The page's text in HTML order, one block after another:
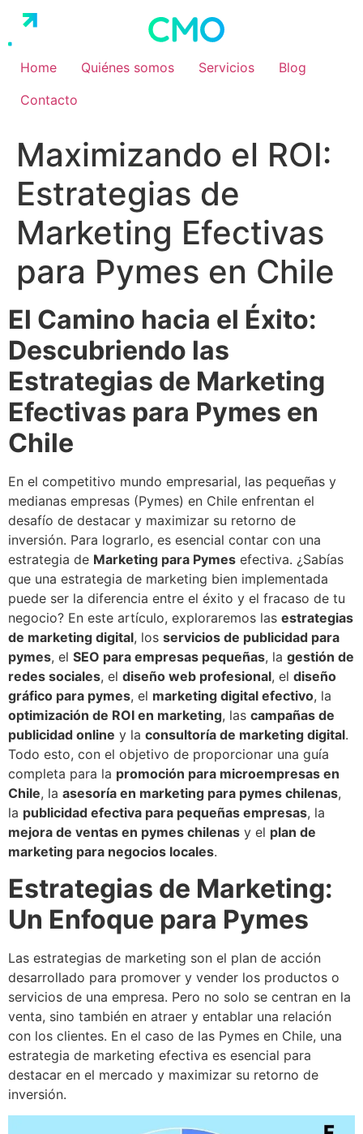
contenido
Home
Quiénes somos Servicios
Blog
Contacto
Maximizando el ROI:
Estrategias de
Marketing Efectivas
para Pymes en Chile
El Camino hacia el Éxito:
Descubriendo las
Estrategias de Marketing
Efectivas para Pymes en
Chile
En el competitivo mundo empresarial, las pequeñas y
medianas empresas (Pymes) en Chile enfrentan el
desafío de destacar y maximizar su retorno de
inversión. Para lograrlo, es esencial contar con una
estrategia de Marketing para Pymes efectiva. ¿Sabías
que una estrategia de marketing bien implementada
puede ser la diferencia entre el éxito y el fracaso de tu
negocio? En este artículo, exploraremos las estrategias
de marketing digital, los servicios de publicidad para
pymes, el SEO para empresas pequeñas, la gestión de
redes sociales, el diseño web profesional, el diseño
gráfico para pymes, el marketing digital efectivo, la
optimización de ROI en marketing, las campañas de
publicidad online y la consultoría de marketing digital.
Todo esto, con el objetivo de proporcionar una guía
completa para la promoción para microempresas en
Chile, la asesoría en marketing para pymes chilenas,
la publicidad efectiva para pequeñas empresas, la
mejora de ventas en pymes chilenas y el plan de
marketing para negocios locales.
Estrategias de Marketing:
Un Enfoque para Pymes
Las estrategias de marketing son el plan de acción
desarrollado para promover y vender los productos o
servicios de una empresa. Pero no solo se centran en la
venta, sino también en atraer y entablar una relación
con los clientes. En el caso de las Pymes en Chile, una
estrategia de marketing efectiva es esencial para
destacar en el mercado y maximizar su retorno de
inversión.